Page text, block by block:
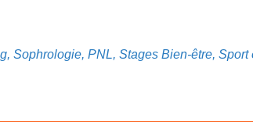
Sophrologie, PNL, Stages Bien-être, Sport